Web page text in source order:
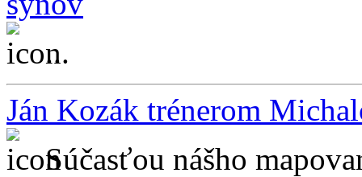
...
Ján Kozák trénerom
Súčasťou nášho